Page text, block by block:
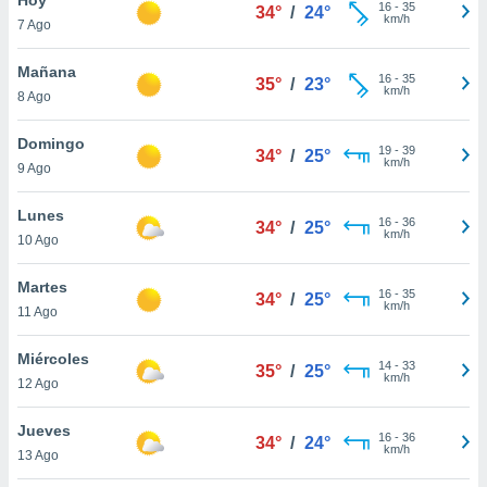
en
más
nuestra
de
cookies
aceptar
7 Ago
34° / 24° 16- 35
km/h
Mañana
8 Ago
35° / 23° 16- 35
km/h
Domingo
9 Ago
34° / 25° 19- 39
km/h
Lunes
10 Ago
34° / 25° 16- 36
km/h
Martes
11 Ago
34° / 25° 16- 35
km/h
Miércoles
12 Ago
35° / 25° 14- 33
km/h
Jueves
13 Ago
34° / 24° 16- 36
km/h